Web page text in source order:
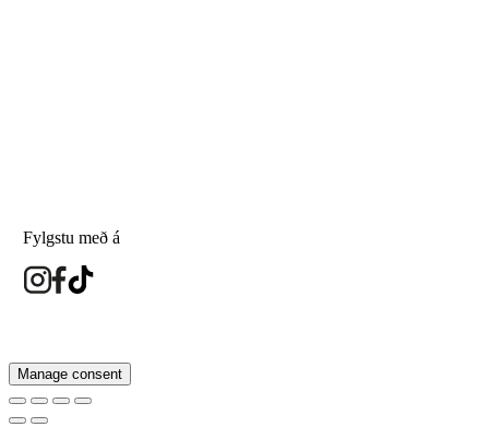
Fylgstu með á
Manage consent